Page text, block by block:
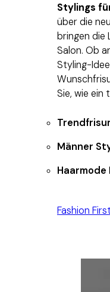
Stylings
über die
bringen die
Salon. Ob
Styling-
Sie, wie
Männer
Haarmode
Fashion First